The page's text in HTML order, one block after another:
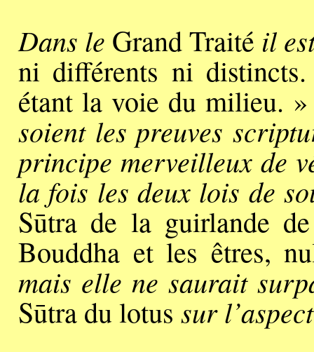
Dans le Grand Traité il
ni différents ni
étant la voie du milieu.
soient les preuves
principe merveilleux de
la fois les deux lois de
Sūtra de la guirlande
Bouddha et les êtres,
mais elle ne saurait
Sūtra du lotus sur